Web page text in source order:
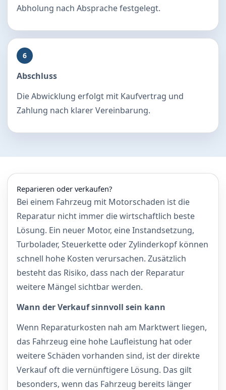
Abholung nach Absprache festgelegt.
6
Abschluss
Die Abwicklung erfolgt mit Kaufvertrag und
Zahlung nach klarer Vereinbarung.
Reparieren oder verkaufen?
Bei einem Fahrzeug mit Motorschaden ist die
Reparatur nicht immer die wirtschaftlich beste
Lösung. Ein neuer Motor, eine Instandsetzung,
Turbolader, Steuerkette oder Zylinderkopf können
schnell hohe Kosten verursachen. Zusätzlich
besteht das Risiko, dass nach der Reparatur
weitere Mängel sichtbar werden.
Wann der Verkauf sinnvoll sein kann
Wenn Reparaturkosten nah am Marktwert liegen,
das Fahrzeug eine hohe Laufleistung hat oder
weitere Schäden vorhanden sind, ist der direkte
Verkauf oft die vernünftigere Lösung. Das gilt
besonders, wenn das Fahrzeug bereits länger